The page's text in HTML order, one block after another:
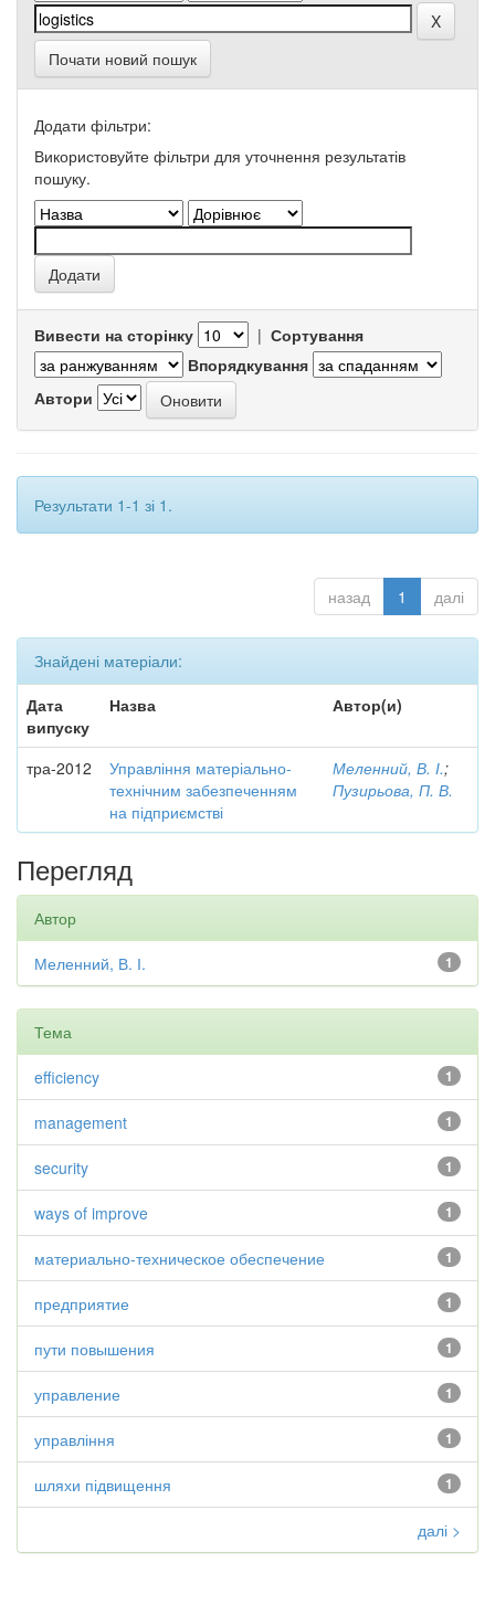
Почати новий пошук
Додати фільтри:
Використовуйте фільтри для уточнення результатів
пошуку.
Вивести на сторінку | Сортування
Впорядкування
Автори
Результати 1-1 зі 1.
назад 1 далі
Знайдені матеріали:
Дата
випуску
Назва Автор(и)
тра-2012
Управління матеріально-
технічним забезпеченням
на підприємстві
Меленний, В. І.;
Пузирьова, П. В.
Перегляд
Автор
1
Меленний, В. І.
Тема
1
efficiency
1
management
1
security
1
ways of improve
1
материально-техническое обеспечение
1
предприятие
1
пути повышения
1
управление
1
управління
1
шляхи підвищення
далі >